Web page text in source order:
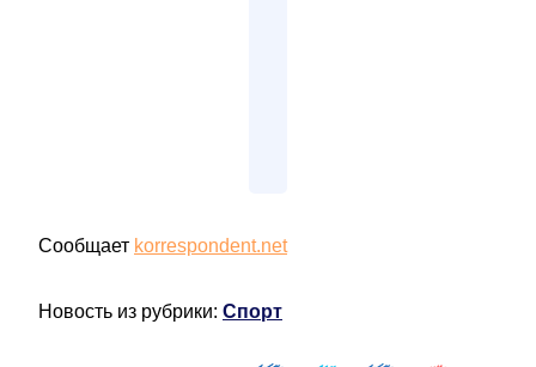
Сообщает korrespondent.net
Новость из рубрики: Спорт